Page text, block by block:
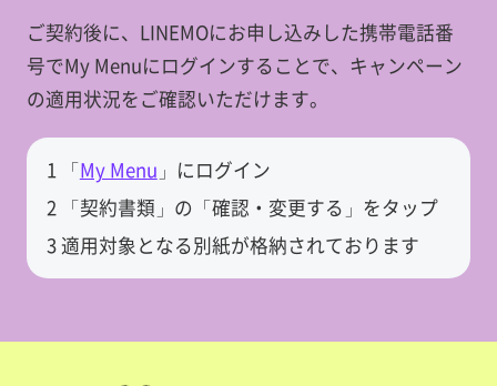
ご契約後に、LINEMOにお申し込みした携帯電話番
号でMy Menuにログインすることで、キャンペーン
の適用状況をご確認いただけます。
1 「My Menu 」にログイン
2 「契約書類」の「確認・変更する」をタップ
3 適用対象となる別紙が格納されております